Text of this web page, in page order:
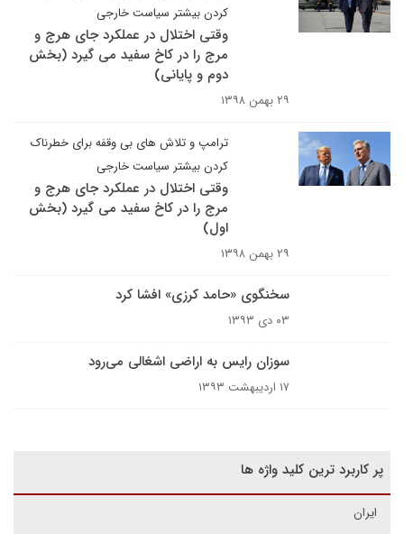
کردن بیشتر سیاست خارجی
وقتی اختلال در عملکرد جای هرج و
مرج را در کاخ سفید می گیرد (بخش
دوم و پایانی)
۲۹ بهمن ۱۳۹۸
ترامپ و تلاش های بی وقفه برای خطرناک
کردن بیشتر سیاست خارجی
وقتی اختلال در عملکرد جای هرج و
مرج را در کاخ سفید می گیرد (بخش
اول)
۲۹ بهمن ۱۳۹۸
سخنگوی «حامد کرزی» افشا کرد
۰۳ دی ۱۳۹۳
سوزان رایس به اراضی اشغالی می‌رود
۱۷ اردیبهشت ۱۳۹۳
پر کاربرد ترین کلید واژه ها
ایران